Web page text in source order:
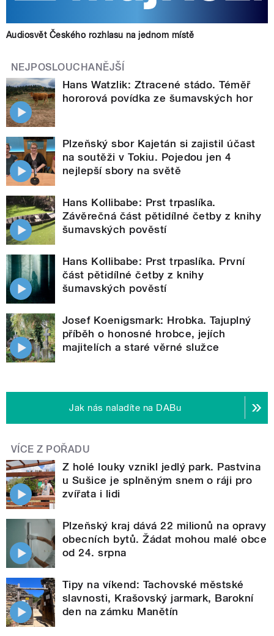
Audiosvět Českého rozhlasu na jednom místě
NEJPOSLOUCHANĚJŠÍ
Hans Watzlik: Ztracené stádo. Téměř
hororová povídka ze šumavských hor
Plzeňský sbor Kajetán si zajistil účast
na soutěži v Tokiu. Pojedou jen 4
nejlepší sbory na světě
Hans Kollibabe: Prst trpaslíka.
Závěrečná část pětidílné četby z knihy
šumavských pověstí
Hans Kollibabe: Prst trpaslíka. První
část pětidílné četby z knihy
šumavských pověstí
Josef Koenigsmark: Hrobka. Tajuplný
příběh o honosné hrobce, jejích
majitelích a staré věrné služce
Jak nás naladíte na DABu
VÍCE Z POŘADU
Z holé louky vznikl jedlý park. Pastvina
u Sušice je splněným snem o ráji pro
zvířata i lidi
Plzeňský kraj dává 22 milionů na opravy
obecních bytů. Žádat mohou malé obce
od 24. srpna
Tipy na víkend: Tachovské městské
slavnosti, Krašovský jarmark, Barokní
den na zámku Manětín